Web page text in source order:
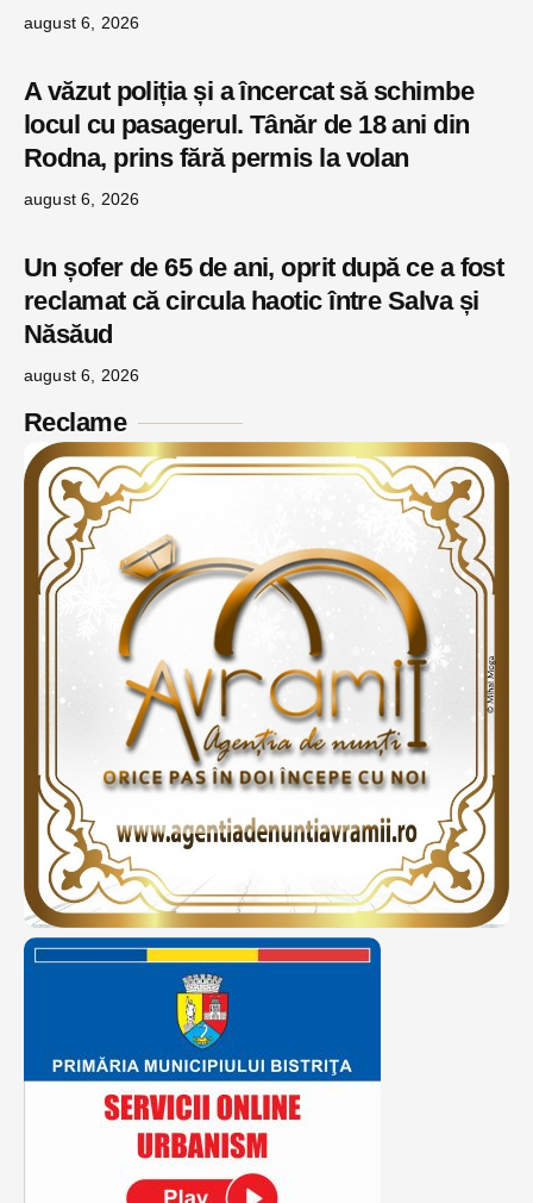
august 6, 2026
A văzut poliția și a încercat să schimbe
locul cu pasagerul. Tânăr de 18 ani din
Rodna, prins fără permis la volan
august 6, 2026
Un șofer de 65 de ani, oprit după ce a fost
reclamat că circula haotic între Salva și
Năsăud
august 6, 2026
Reclame